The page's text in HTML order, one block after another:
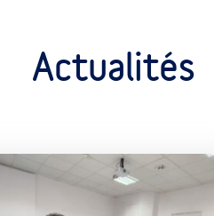
Actualités